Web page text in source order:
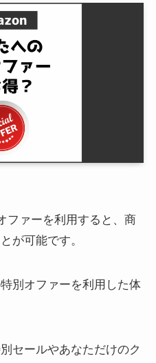
ファーを利用すると、商
が可能です。
別オファーを利用した体
セールやあなただけのク